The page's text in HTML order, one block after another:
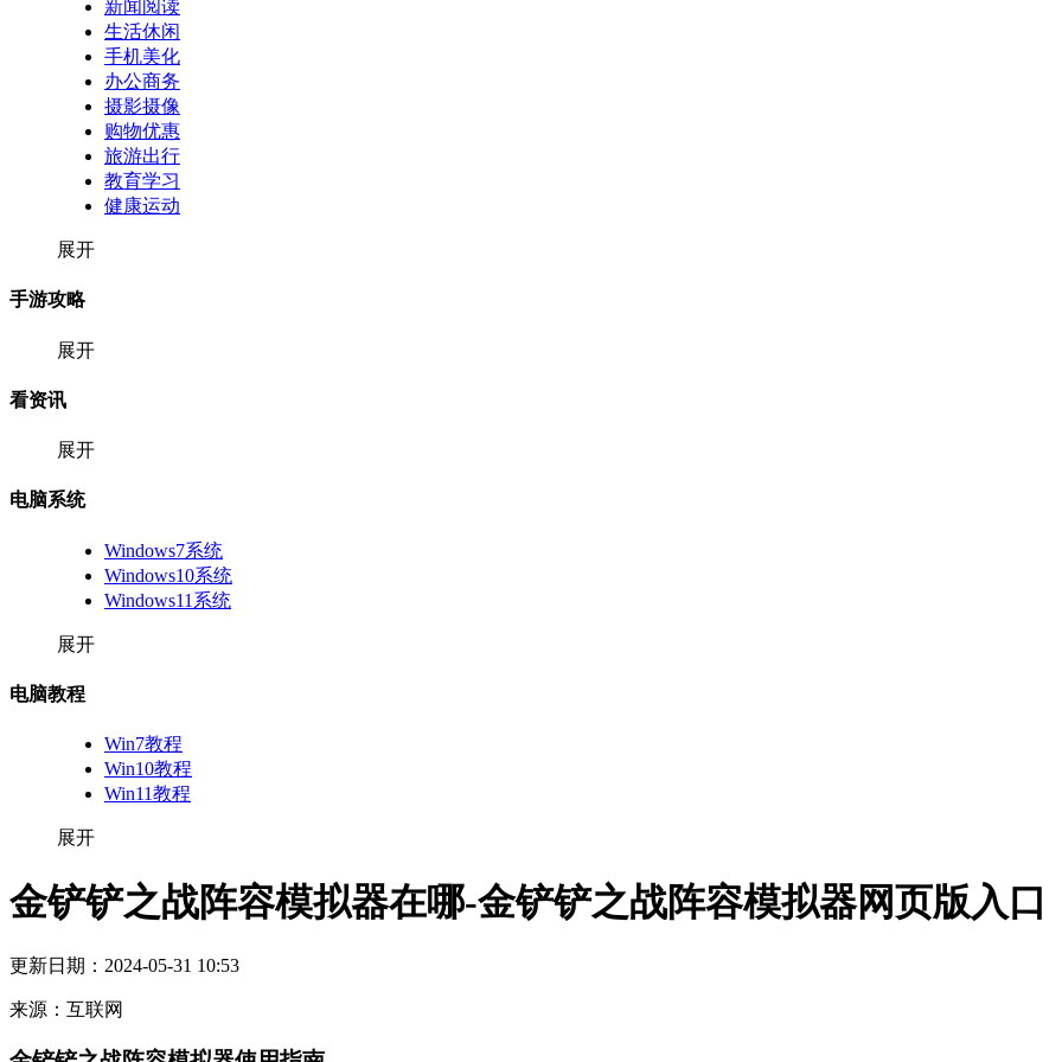
新闻阅读
生活休闲
手机美化
办公商务
摄影摄像
购物优惠
旅游出行
教育学习
健康运动
展开
手游攻略
展开
看资讯
展开
电脑系统
Windows7系统
Windows10系统
Windows11系统
展开
电脑教程
Win7教程
Win10教程
Win11教程
展开
金铲铲之战阵容模拟器在哪-金铲铲之战阵容模拟器网页版入口
更新日期： 2024-05-31 10:53
来源： 互联网